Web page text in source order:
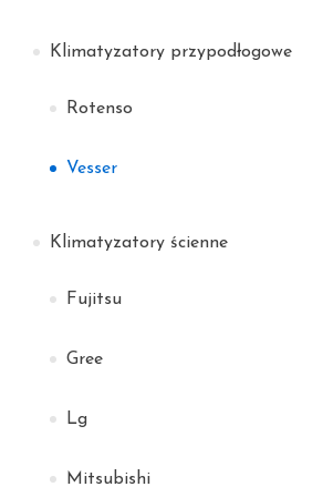
Klimatyzatory przypodłogowe
Rotenso
Vesser
Klimatyzatory ścienne
Fujitsu
Gree
Lg
Mitsubishi